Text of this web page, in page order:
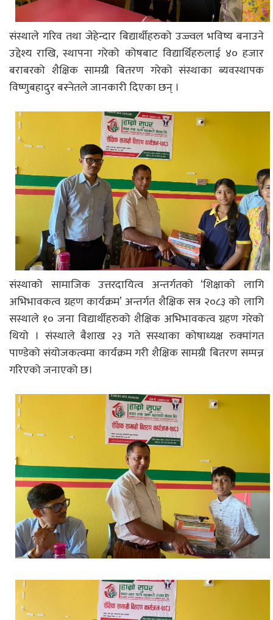
संस्थाले गरिव तथा जेहेन्दार बिद्यार्थीहरुको उज्ज्वल भविष्य बनाउने
उद्देश्य राखि, स्थापना गरेको कोषबाट विद्यार्थिहरुलाई ४० हजार
बराबरको शैक्षिक सामग्री बितरण गरेको संस्थाका ब्यवस्थापक
विष्णुबहादुर बस्नेतले जानकारी दिएका छन् ।
संस्थाको सामाजिक उत्तरदायित्व अन्तर्गतको ‘शिक्षाको लागि
अभिभावकत्व ग्रहण कार्यक्रम’ अन्तर्गत शैक्षिक सत्र २०८३ को लागि
सस्थाले १० जना विद्यार्थीहरुको शैक्षिक अभिभावकत्व ग्रहण गरेको
थियो । संस्थाले बैशाख २३ गते सस्थाका कोषाध्यक्ष रुक्मांगत
पाण्डेको संयोजकत्वमा कार्यक्रम गरी शैक्षिक सामग्री बितरण सम्पन्न
गरिएको जनाएको छ।